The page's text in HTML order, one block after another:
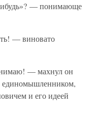
— понимающе
— виновато
— махнул он
и его идеей